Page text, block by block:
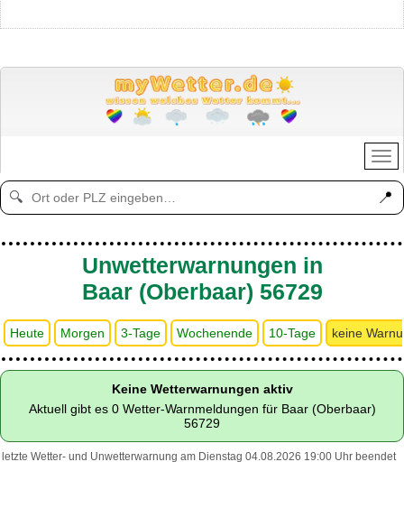
🔍 📍
Unwetterwarnungen in
Baar (Oberbaar) 56729
Heute Morgen 3-Tage Wochenende 10-Tage keine
Keine Wetterwarnungen aktiv
Aktuell gibt es 0 Wetter-Warnmeldungen für Baar (Oberbaar)
56729
letzte Wetter- und Unwetterwarnung am Dienstag 04.08.2026 19:00 Uhr beendet